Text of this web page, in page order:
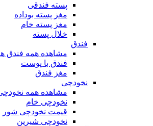
پسته فندقی
مغز پسته بوداده
مغز پسته خام
خلال پسته
فندق
مشاهده همه فندق
فندق با پوست
مغز فندق
نخودچی
مشاهده همه
نخودچی خام
قیمت نخودچی شور
نخودچی شیرین